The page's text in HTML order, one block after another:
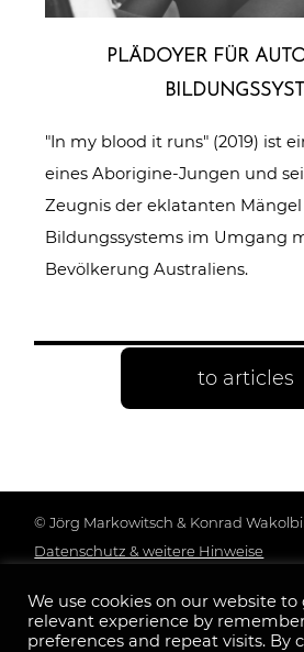
PLÄDOYER FÜR
"In my blood it runs" (2019) ist
eines Aborigine-Jungen und
Zeugnis der eklatanten
Bildungssystems im Umgang
Bevölkerung Australiens.
to articles
© Jörg Markowitsch & Konrad
Datenschutz & weitere Hinweise
Impressum
Follow us:
We use cookies on our website
relevant experience by
preferences and repeat visits. By